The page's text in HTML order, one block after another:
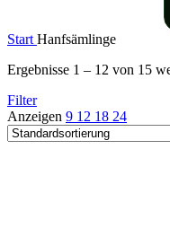
Start Hanfsämlinge
Ergebnisse 1 – 12 von 15
Filter
Anzeigen 9 12 18 24